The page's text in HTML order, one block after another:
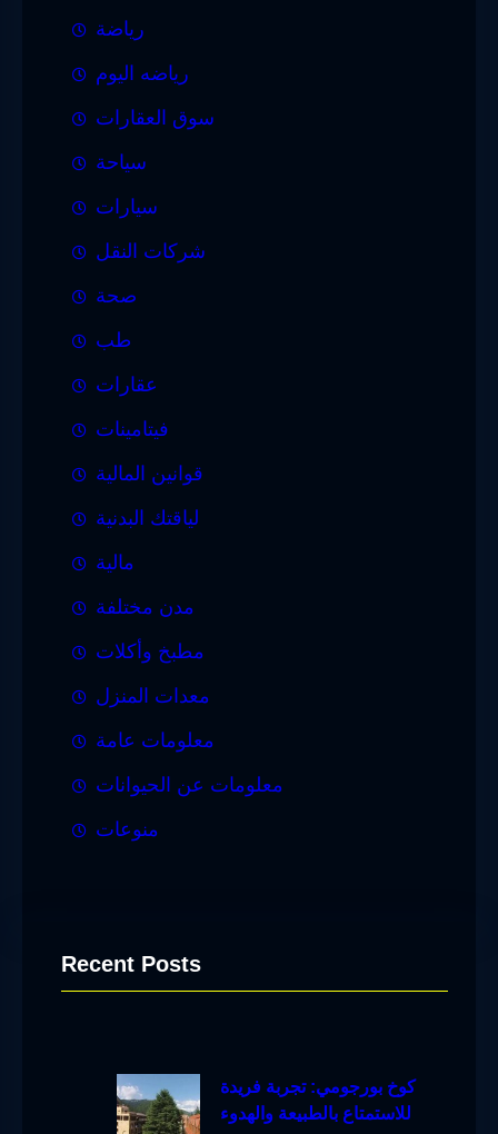
رياضة
رياضه اليوم
سوق العقارات
سياحة
سيارات
شركات النقل
صحة
طب
عقارات
فيتامينات
قوانين المالية
لياقتك البدنية
مالية
مدن مختلفة
مطبخ وأكلات
معدات المنزل
معلومات عامة
معلومات عن الحيوانات
منوعات
Recent Posts
كوخ بورجومي: تجربة فريدة
للاستمتاع بالطبيعة والهدوء